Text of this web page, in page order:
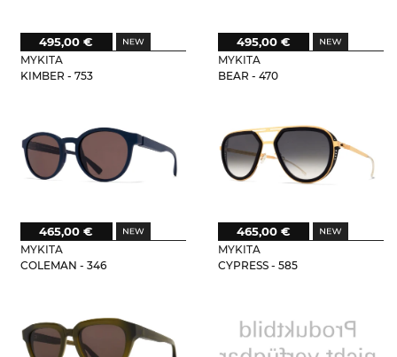
MYKITA
KIMBER - 753
495,00 €
MYKITA
BEAR - 470
495,00 €
MYKITA
COLEMAN - 346
465,00 €
MYKITA
CYPRESS - 585
465,00 €